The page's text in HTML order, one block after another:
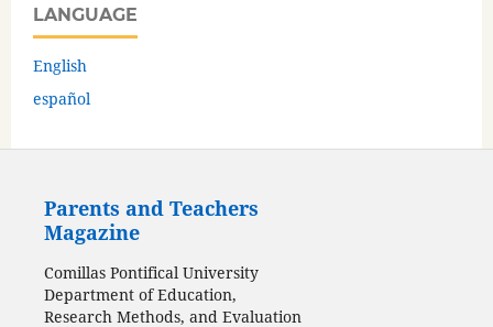
LANGUAGE
English
español
Parents and Teachers
Magazine
Comillas Pontifical University
Department of Education,
Research Methods, and Evaluation